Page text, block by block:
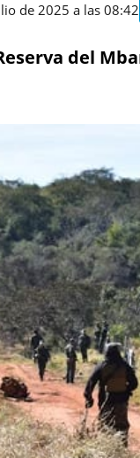
de 2025 a las 08:42
del